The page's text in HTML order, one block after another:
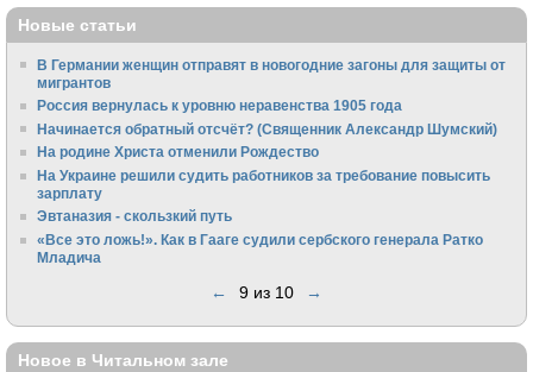
Новые статьи
В Германии женщин отправят в новогодние загоны для защиты от
мигрантов
Россия вернулась к уровню неравенства 1905 года
Начинается обратный отсчёт? (Священник Александр Шумский)
На родине Христа отменили Рождество
На Украине решили судить работников за требование повысить
зарплату
Эвтаназия - скользкий путь
«Все это ложь!». Как в Гааге судили сербского генерала Ратко
Младича
← 9 из 10 →
Новое в Читальном зале